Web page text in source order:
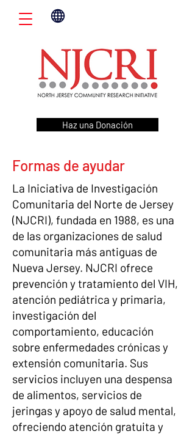
Haz una Donación
Formas de ayudar
La Iniciativa de Investigación
Comunitaria del Norte de Jersey
(NJCRI), fundada en 1988, es una
de las organizaciones de salud
comunitaria más antiguas de
Nueva Jersey. NJCRI ofrece
prevención y tratamiento del VIH,
atención pediátrica y primaria,
investigación del
comportamiento, educación
sobre enfermedades crónicas y
extensión comunitaria. Sus
servicios incluyen una despensa
de alimentos, servicios de
jeringas y apoyo de salud mental,
ofreciendo atención gratuita y